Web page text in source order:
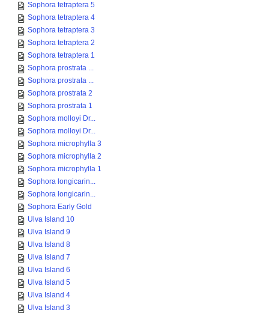
Sophora tetraptera 5
Sophora tetraptera 4
Sophora tetraptera 3
Sophora tetraptera 2
Sophora tetraptera 1
Sophora prostrata ...
Sophora prostrata ...
Sophora prostrata 2
Sophora prostrata 1
Sophora molloyi Dr...
Sophora molloyi Dr...
Sophora microphylla 3
Sophora microphylla 2
Sophora microphylla 1
Sophora longicarin...
Sophora longicarin...
Sophora Early Gold
Ulva Island 10
Ulva Island 9
Ulva Island 8
Ulva Island 7
Ulva Island 6
Ulva Island 5
Ulva Island 4
Ulva Island 3